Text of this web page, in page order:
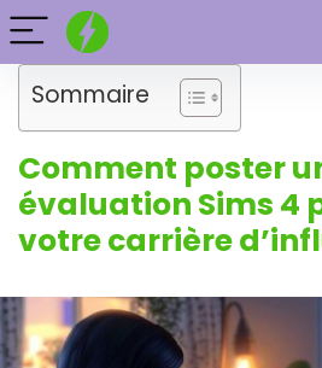
Sommaire
Comment poster
évaluation Sims 4
votre carrière